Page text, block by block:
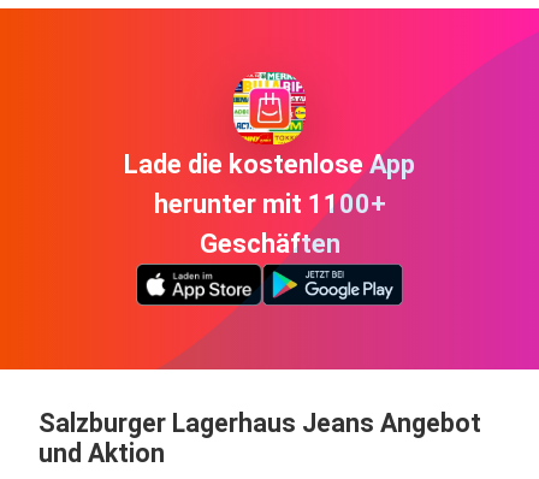
Lade die kostenlose App
herunter mit 1100+
Geschäften
Salzburger Lagerhaus Jeans Angebot
und Aktion